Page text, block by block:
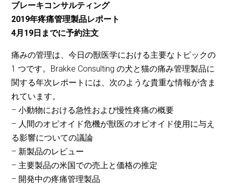
ブレーキコンサルティング
2019年疼痛管理製品レポート
4月19日までに予約注文
痛みの管理は、今日の獣医学における主要なトピックの
1 つです。Brakke Consulting の犬と猫の痛み管理製品に
関する年次レポートには、次のような貴重な情報が含ま
れています。
– 小動物における急性および慢性疼痛の概要
– 人間のオピオイド危機が獣医のオピオイド使用に与え
る影響についての議論
– 新製品のレビュー
– 主要製品の米国での売上と価格の推定
– 開発中の疼痛管理製品